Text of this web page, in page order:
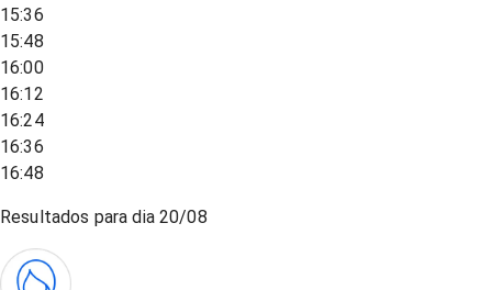
15:36
15:48
16:00
16:12
16:24
16:36
16:48
Resultados para dia20/08